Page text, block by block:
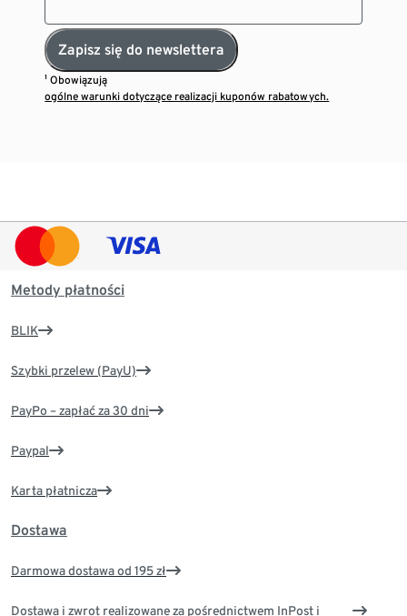
Zapisz się do newslettera
¹ Obowiązują
ogólne warunki dotyczące realizacji kuponów rabatowych.
Metody płatności
BLIK
Szybki przelew (PayU)
PayPo – zapłać za 30 dni
Paypal
Karta płatnicza
Dostawa
Darmowa dostawa od 195 zł
Dostawa i zwrot realizowane za pośrednictwem InPost i